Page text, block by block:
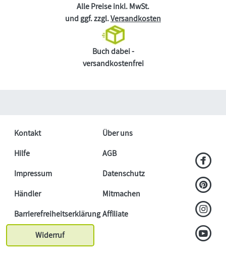
Alle Preise inkl. MwSt.
und ggf. zzgl.Versandkosten
Buch dabei -
versandkostenfrei
Kontakt
Über uns
Hilfe
AGB
Impressum
Datenschutz
Händler
Mitmachen
BarrierefreiheitserklärungAffiliate
Widerruf